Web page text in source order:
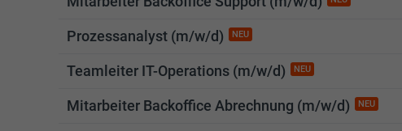
Prozessanalyst (m/w/d) NEU
Teamleiter IT-Operations (m/w/d) NEU
Mitarbeiter Backoffice Abrechnung (m/w/d) NEU